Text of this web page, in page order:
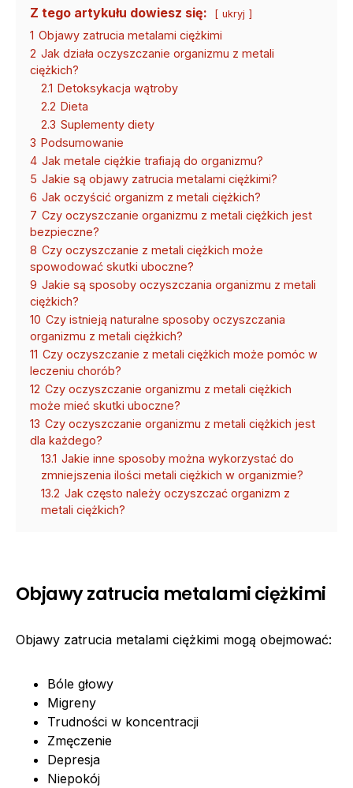
Z tego artykułu dowiesz się: ukryj
1 Objawy zatrucia metalami ciężkimi
2 Jak działa oczyszczanie organizmu z metali
ciężkich?
2.1 Detoksykacja wątroby
2.2 Dieta
2.3 Suplementy diety
3 Podsumowanie
4 Jak metale ciężkie trafiają do organizmu?
5 Jakie są objawy zatrucia metalami ciężkimi?
6 Jak oczyścić organizm z metali ciężkich?
7 Czy oczyszczanie organizmu z metali ciężkich jest
bezpieczne?
8 Czy oczyszczanie z metali ciężkich może
spowodować skutki uboczne?
9 Jakie są sposoby oczyszczania organizmu z metali
ciężkich?
10 Czy istnieją naturalne sposoby oczyszczania
organizmu z metali ciężkich?
11 Czy oczyszczanie z metali ciężkich może pomóc w
leczeniu chorób?
12 Czy oczyszczanie organizmu z metali ciężkich
może mieć skutki uboczne?
13 Czy oczyszczanie organizmu z metali ciężkich jest
dla każdego?
13.1 Jakie inne sposoby można wykorzystać do
zmniejszenia ilości metali ciężkich w organizmie?
13.2 Jak często należy oczyszczać organizm z
metali ciężkich?
Objawy zatrucia metalami ciężkimi
Objawy zatrucia metalami ciężkimi mogą obejmować:
Bóle głowy
Migreny
Trudności w koncentracji
Zmęczenie
Depresja
Niepokój